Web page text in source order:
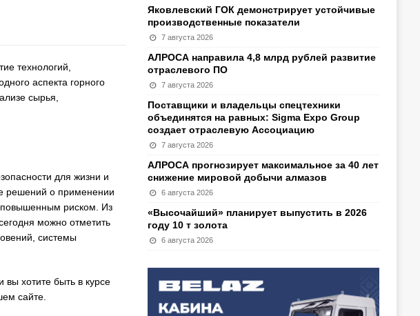
технологий,
аспекта горного
сырья,
для жизни и
решений о применении
повышенным риском. Из
можно отметить
системы
хотите быть в курсе
сайте.
Яковлевский ГОК демонстрирует устойчивые
производственные показатели
7 августа 2026
АЛРОСА направила 4,8 млрд рублей развитие
отраслевого ПО
7 августа 2026
Поставщики и владельцы спецтехники
объединятся на равных: Sigma Expo Group
создает отраслевую Ассоциацию
7 августа 2026
АЛРОСА прогнозирует максимальное за 40 лет
снижение мировой добычи алмазов
6 августа 2026
«Высочайший» планирует выпустить в 2026
году 10 т золота
6 августа 2026